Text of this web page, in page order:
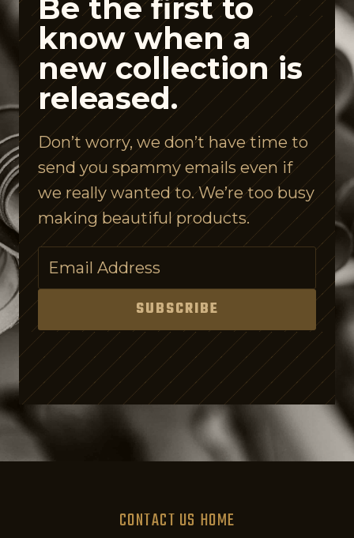
A
i
s
l
e
I
s
C
o
n
f
u
s
i
n
g
r
Be the first to
know when a
new collection is
released.
Don’t worry, we don’t have time to
send you spammy emails even if
we really wanted to. We’re too busy
making beautiful products.
SUBSCRIBE
CONTACT US HOME